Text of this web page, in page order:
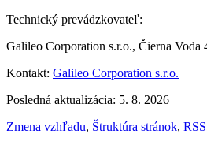
Technický prevádzkovateľ:
Galileo Corporation s.r.o., Čierna Voda
Kontakt: Galileo Corporation s.r.o.
Posledná aktualizácia: 5. 8. 2026
Zmena vzhľadu, Štruktúra stránok, RSS